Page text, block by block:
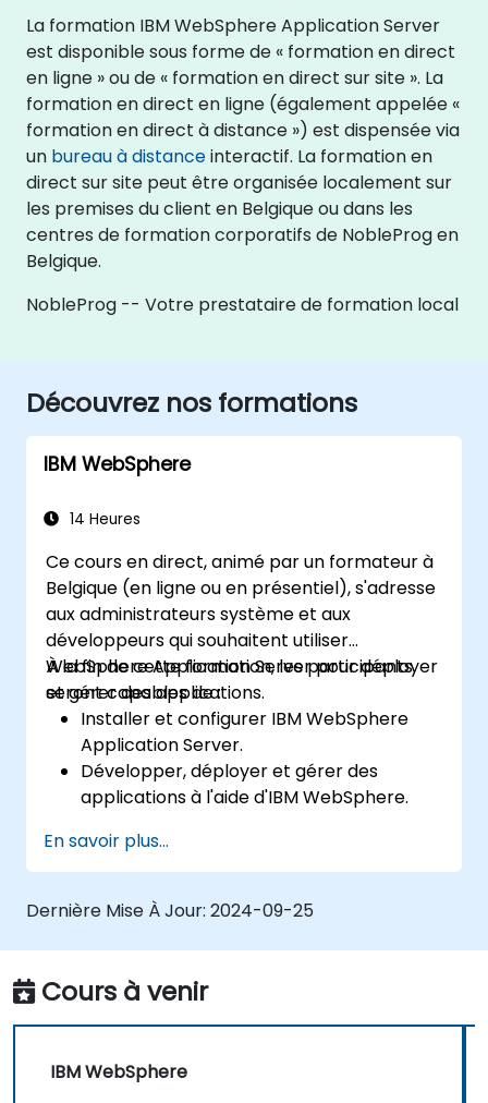
La formation IBM WebSphere Application Server
est disponible sous forme de « formation en direct
en ligne » ou de « formation en direct sur site ». La
formation en direct en ligne (également appelée «
formation en direct à distance ») est dispensée via
un bureau à distanceinteractif. La formation en
direct sur site peut être organisée localement sur
les premises du client en Belgique ou dans les
centres de formation corporatifs de NobleProg en
Belgique.
NobleProg -- Votre prestataire de formation local
Découvrez nos formations
IBM WebSphere
14 Heures
Ce cours en direct, animé par un formateur à
Belgique (en ligne ou en présentiel), s'adresse
aux administrateurs système et aux
développeurs qui souhaitent utiliser
WebSphere Application Server pour déployer
et gérer des applications.
À la fin de cette formation, les participants
seront capables de :
Installer et configurer IBM WebSphere
Application Server.
Développer, déployer et gérer des
applications à l'aide d'IBM WebSphere.
Dépanner les problèmes liés à
WebSphere Application Server.
En savoir plus...
Dernière Mise À Jour: 2024-09-25
Cours à venir
IBM WebSphere